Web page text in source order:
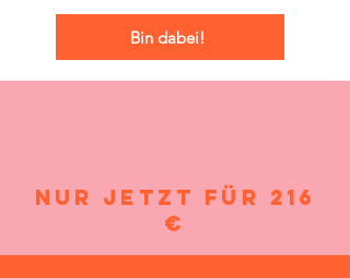
Bin dabei!
Nur jetzt für 216
€